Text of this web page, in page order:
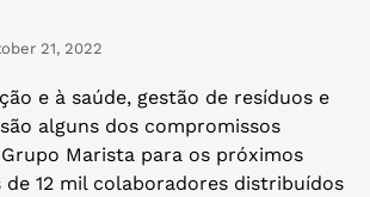
21, 2022
e à saúde, gestão de resíduos e
alguns dos compromissos
Marista para os próximos
de 12 mil colaboradores distribuídos